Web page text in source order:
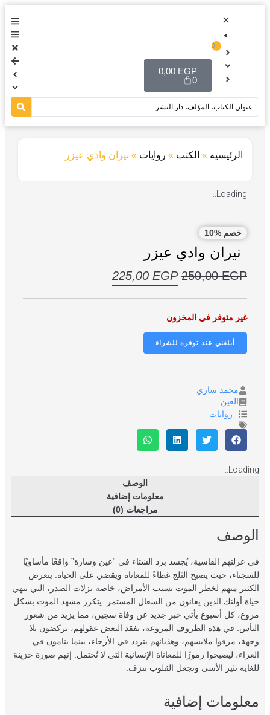
0
0,00 EGP
0
الرئيسية » الكتب » روايات » نيران وادي عيزر
Loading...
خصم %10
نيران وادي عيزر
250,00EGP
225,00 EGP
غير متوفر في المخزون
محمد ساري
العين
روايات
Loading...
الوصف
معلومات إضافية
مراجعات (0)
الوصف
في عزلتهم القاسية، يُجسد برد الشتاء في “عين وسارة” واقعًا مأساويًا
للسجناء، حيث يصبح الثلج غطاءً للمعاناة ويقضي على الحياة. يتعرض
الكثير منهم لخطر الموت بسبب الأمراض، خاصة نزلات الصدر، التي تنهي
حياة أولئك الذين يعانون من السعال المستمر. يتكرر مشهد الموت بشكل
مروع، كل أسبوع يأتي خبر جديد عن وفاة سجين، مما يزيد من شعور
اليأس. في هذه الظروف المروعة، يفقد البعض عقولهم، يركضون بلا
وجهة، مزقوا ملابسهم، وهذيانهم يتردد في الأرجاء، بينما ينامون في
العراء، ليصبحوا رموزًا للمعاناة الإنسانية التي لا تُحتمل. إنهم صورة حزينة
للغاية تثير الأسى وتجعل القلوب تنزف.
معلومات إضافية